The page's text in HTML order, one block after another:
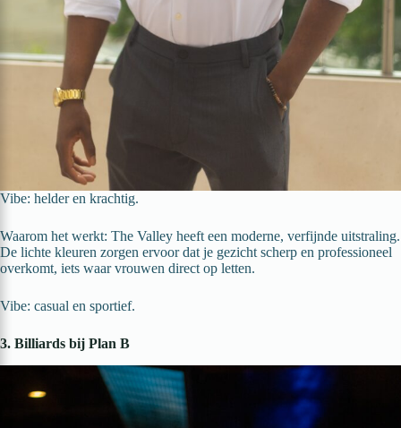
Vibe: helder en krachtig.
Waarom het werkt: The Valley heeft een moderne, verfijnde uitstraling.
De lichte kleuren zorgen ervoor dat je gezicht scherp en professioneel
overkomt, iets waar vrouwen direct op letten.
Vibe: casual en sportief.
3. Billiards bij Plan B